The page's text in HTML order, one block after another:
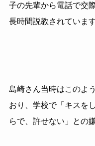
子の先輩から電話で交
長時間説教されています
島崎さん当時はこのよ
おり、学校で「キスを
らで、許せない」との